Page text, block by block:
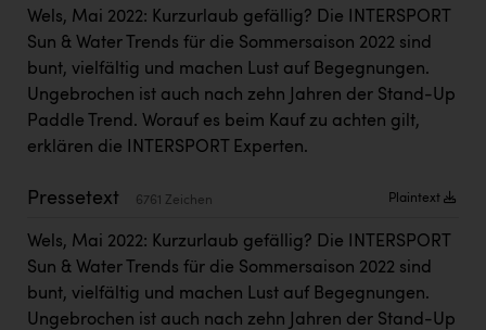
IFE Austria GmbH
Immotech
INTERSPAR
INTERSPORT Austria
Jesolo
Jane Goodall Institute Austria
Kärcher
Karin Liedl
Wels, Mai 2022: Kurzurlaub gefällig? Die INTERSPORT
Sun & Water Trends für die Sommersaison 2022 sind
bunt, vielfältig und machen Lust auf Begegnungen.
Ungebrochen ist auch nach zehn Jahren der Stand-Up
Paddle Trend. Worauf es beim Kauf zu achten gilt,
erklären die INTERSPORT Experten.
Pressetext 6761 Zeichen Plaintext
Wels, Mai 2022: Kurzurlaub gefällig? Die INTERSPORT
Sun & Water Trends für die Sommersaison 2022 sind
bunt, vielfältig und machen Lust auf Begegnungen.
Ungebrochen ist auch nach zehn Jahren der Stand-Up